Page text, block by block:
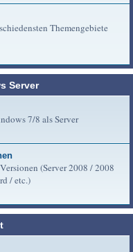
Themengebiete
Server
7/8 als Server
(Server 2008 / 2008
/ etc.)